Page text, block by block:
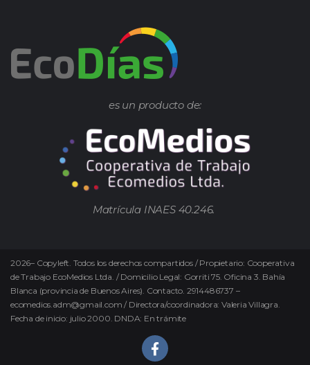
es un producto de:
Matrícula INAES 40.246.
2026– Copyleft. Todos los derechos compartidos / Propietario: Cooperativa
de Trabajo EcoMedios Ltda. / Domicilio Legal: Gorriti 75. Oficina 3. Bahía
Blanca (provincia de Buenos Aires). Contacto. 2914486737 –
ecomedios.adm@gmail.com / Directora/coordinadora: Valeria Villagra.
Fecha de inicio: julio 2000. DNDA: En trámite